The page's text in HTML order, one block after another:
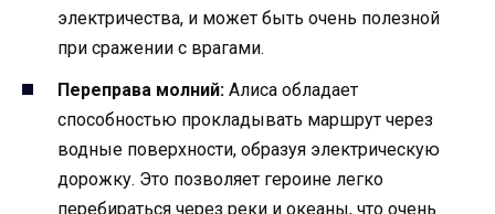
электричества, и может быть очень полезной
при сражении с врагами.
Переправа молний: Алиса обладает
способностью прокладывать маршрут через
водные поверхности, образуя электрическую
дорожку. Это позволяет героине легко
перебираться через реки и океаны, что очень